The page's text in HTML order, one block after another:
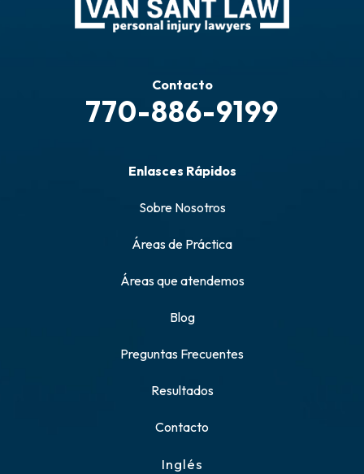
Contacto
770-886-9199
Enlasces Rápidos
Sobre Nosotros
Áreas de Práctica
Áreas que atendemos
Blog
Preguntas Frecuentes
Resultados
Contacto
Inglés